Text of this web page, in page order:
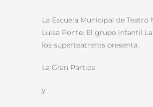
La Escuela Municipal de Teatro
Luisa Ponte. El grupo infantil
los superteatreros presenta.
La Gran Partida
y